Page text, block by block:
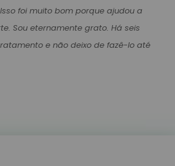
foi muito bom porque ajudou a
Sou eternamente grato. Há seis
e não deixo de fazê-lo até